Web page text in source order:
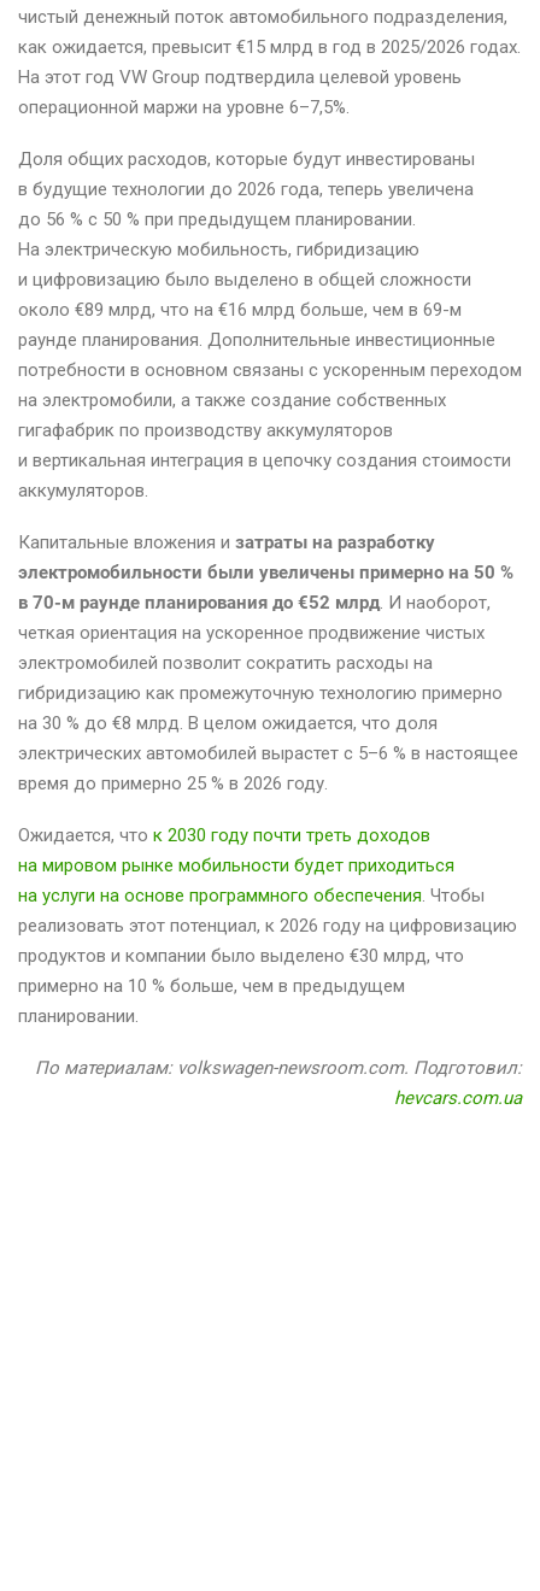
чистый денежный поток автомобильного подразделения,
как ожидается, превысит €15 млрд в год в 2025/2026 годах.
На этот год VW Group подтвердила целевой уровень
операционной маржи на уровне 6–7,5%.
Доля общих расходов, которые будут инвестированы
в будущие технологии до 2026 года, теперь увеличена
до 56 % с 50 % при предыдущем планировании.
На электрическую мобильность, гибридизацию
и цифровизацию было выделено в общей сложности
около €89 млрд, что на €16 млрд больше, чем в 69-м
раунде планирования. Дополнительные инвестиционные
потребности в основном связаны с ускоренным переходом
на электромобили, а также создание собственных
гигафабрик по производству аккумуляторов
и вертикальная интеграция в цепочку создания стоимости
аккумуляторов.
Капитальные вложения и затраты на разработку
электромобильности были увеличены примерно на 50 %
в 70-м раунде планирования до €52 млрд. И наоборот,
четкая ориентация на ускоренное продвижение чистых
электромобилей позволит сократить расходы на
гибридизацию как промежуточную технологию примерно
на 30 % до €8 млрд. В целом ожидается, что доля
электрических автомобилей вырастет с 5–6 % в настоящее
время до примерно 25 % в 2026 году.
Ожидается, что к 2030 году почти треть доходов
на мировом рынке мобильности будет приходиться
на услуги на основе программного обеспечения. Чтобы
реализовать этот потенциал, к 2026 году на цифровизацию
продуктов и компании было выделено €30 млрд, что
примерно на 10 % больше, чем в предыдущем
планировании.
По материалам: volkswagen-newsroom.com. Подготовил:
hevcars.com.ua